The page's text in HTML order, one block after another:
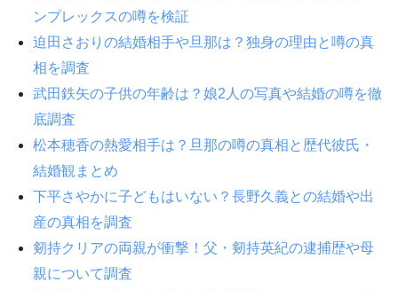
ンプレックスの噂を検証
迫田さおりの結婚相手や旦那は？独身の理由と噂の真
相を調査
武田鉄矢の子供の年齢は？娘2人の写真や結婚の噂を徹
底調査
松本穂香の熱愛相手は？旦那の噂の真相と歴代彼氏・
結婚観まとめ
下平さやかに子どもはいない？長野久義との結婚や出
産の真相を調査
剱持クリアの両親が衝撃！父・剱持英紀の逮捕歴や母
親について調査